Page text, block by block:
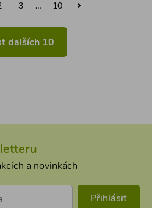
3 … 10
dalších 10
a novinkách
Přihlásit